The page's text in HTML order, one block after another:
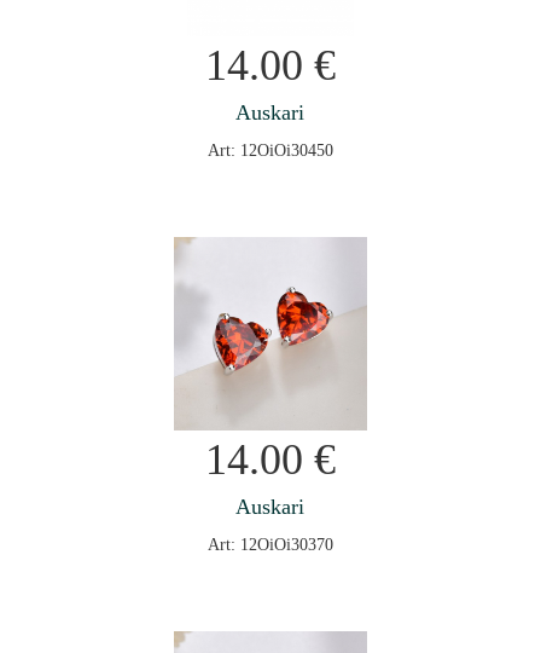
14.00 €
Auskari
Art: 12OiOi30450
14.00 €
Auskari
Art: 12OiOi30370